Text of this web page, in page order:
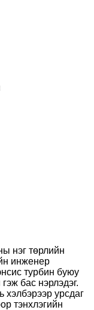
нэг төрлийн
инженер
турбин буюу
бас нэрлэдэг.
хэлбэрээр урсдаг
тэнхлэгийн